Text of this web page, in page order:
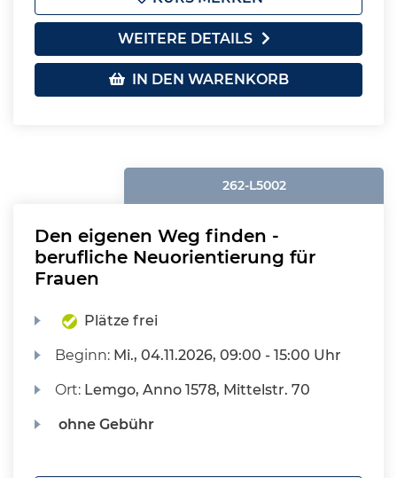
WEITERE DETAILS
IN DEN WARENKORB
262-L5002
Den eigenen Weg finden -
berufliche Neuorientierung für
Frauen
Plätze frei
Beginn: Mi., 04.11.2026, 09:00 - 15:00 Uhr
Ort: Lemgo, Anno 1578, Mittelstr. 70
ohne Gebühr